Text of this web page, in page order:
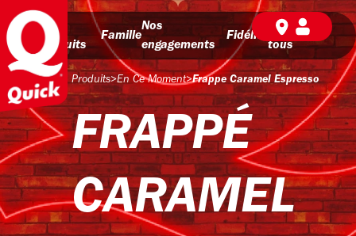
Nos
produits
Famille
Nos
engagements
Fidélité
BD pour
tous
Produits>En Ce Moment>Frappe Caramel Espresso
FRAPPÉ
CARAMEL